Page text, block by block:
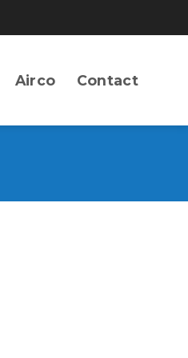
Airco Contact